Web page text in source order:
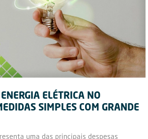
ELÉTRICA NO
SIMPLES COM GRANDE
uma das principais despesas